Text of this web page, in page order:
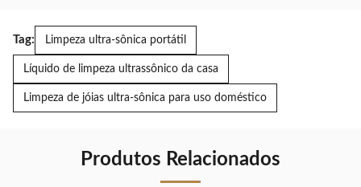
Tag: Limpeza ultra-sônica portátil
Líquido de limpeza ultrassônico da casa
Limpeza de jóias ultra-sônica para uso doméstico
Produtos Relacionados